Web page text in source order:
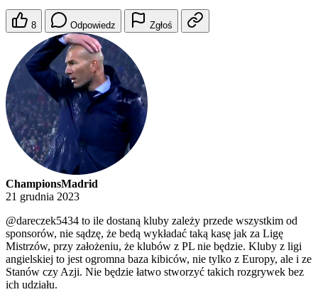
8 Odpowiedz Zgłoś
ChampionsMadrid
21 grudnia 2023
@dareczek5434 to ile dostaną kluby zależy przede wszystkim od
sponsorów, nie sądzę, że bedą wykładać taką kasę jak za Ligę
Mistrzów, przy założeniu, że klubów z PL nie będzie. Kluby z ligi
angielskiej to jest ogromna baza kibiców, nie tylko z Europy, ale i ze
Stanów czy Azji. Nie będzie łatwo stworzyć takich rozgrywek bez
ich udziału.